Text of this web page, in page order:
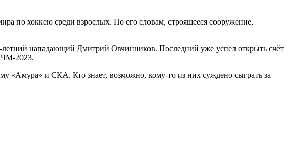
по хоккею среди взрослых. По его словам, строящееся сооружение,
нападающий Дмитрий Овчинников. Последний уже успел открыть счёт
2023.
«Амура» и СКА. Кто знает, возможно, кому-то из них суждено сыграть за